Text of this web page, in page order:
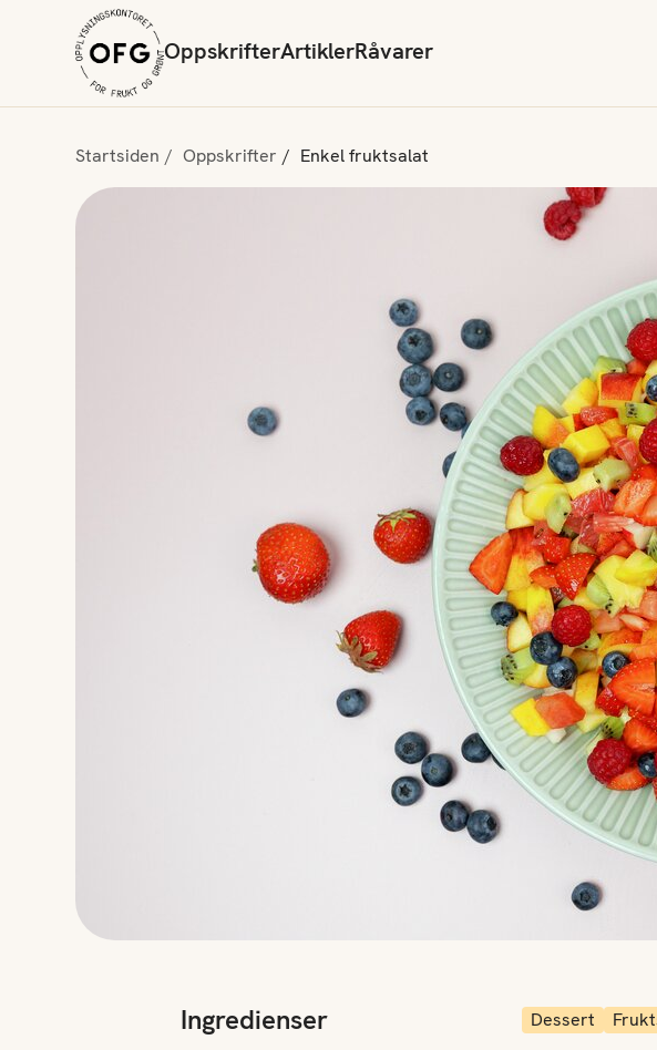
OppskrifterArtiklerRåvarer
Startsiden Oppskrifter Enkel fruktsalat
Ingredienser Dessert